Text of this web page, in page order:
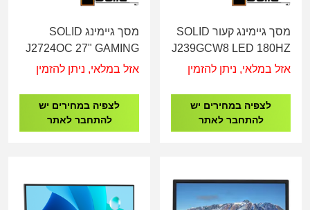
מסך גיימינג קעור SOLID
J239GCW8 LED 180HZ
24" DP, HDMI, Curved
אזל במלאי, ניתן להזמין
לצפיה במחירים יש
להתחבר לאתר
מסך גיימינג SOLID
J2724OC 27" GAMING
CURVED 2XDP +
אזל במלאי, ניתן להזמין
לצפיה במחירים יש
להתחבר לאתר